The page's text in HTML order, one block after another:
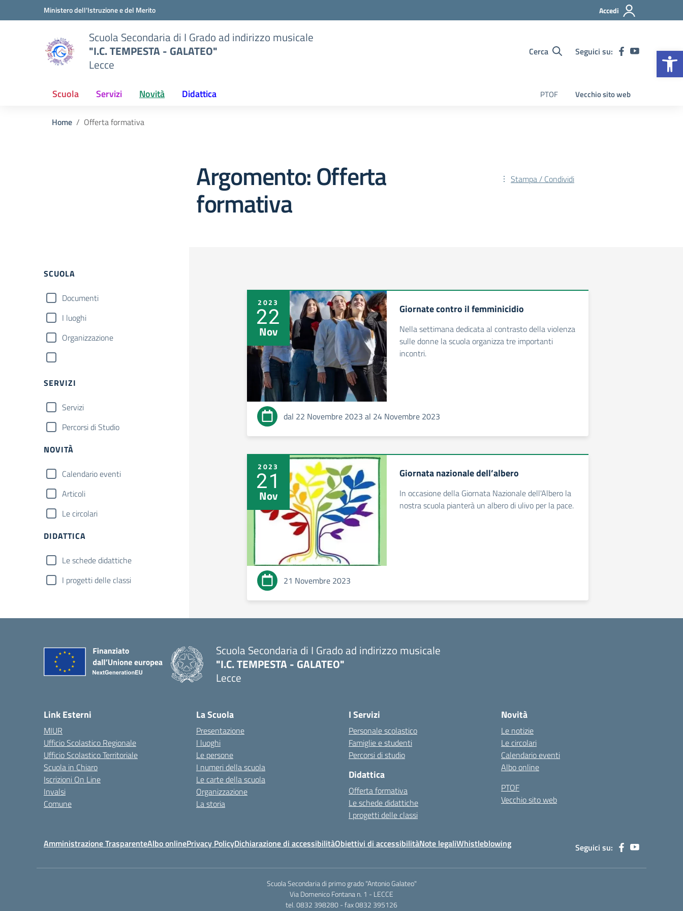
Vai ai contenuti
Vai al menu di navigazioneMinistero dell'Istruzione e del Merito Accedi
Scuola Secondaria di I Grado ad indirizzo musicale
"I.C. TEMPESTA - GALATEO"
Lecce
Cerca Seguici su:
Scuola Servizi Novità Didattica PTOF Vecchio sito web
Home Offerta formativa
Argomento: Offerta
formativa
Stampa / Condividi
SCUOLA
Documenti
I luoghi
Organizzazione
SERVIZI
Servizi
Percorsi di Studio
NOVITÀ
Calendario eventi
Articoli
Le circolari
DIDATTICA
Le schede didattiche
I progetti delle classi
2023
22
Nov
Giornate contro il femminicidio
Nella settimana dedicata al contrasto della violenza
sulle donne la scuola organizza tre importanti
incontri.
dal 22 Novembre 2023 al 24 Novembre 2023
2023
21
Nov
Giornata nazionale dell’albero
In occasione della Giornata Nazionale dell'Albero la
nostra scuola pianterà un albero di ulivo per la pace.
21 Novembre 2023
Scuola Secondaria di I Grado ad indirizzo musicale
"I.C. TEMPESTA - GALATEO"
Lecce
Link Esterni
MIUR
Ufficio Scolastico Regionale
Ufficio Scolastico Territoriale
Scuola in Chiaro
Iscrizioni On Line
Invalsi
Comune
La Scuola
Presentazione
I luoghi
Le persone
I numeri della scuola
Le carte della scuola
Organizzazione
La storia
I Servizi
Personale scolastico
Famiglie e studenti
Percorsi di studio
Didattica
Offerta formativa
Le schede didattiche
I progetti delle classi
Novità
Le notizie
Le circolari
Calendario eventi
Albo online
PTOF
Vecchio sito web
Amministrazione TrasparenteAlbo onlinePrivacy PolicyDichiarazione di accessibilitàObiettivi di accessibilitàNote legaliWhistleblowing Seguici su:
Scuola Secondaria di primo grado "Antonio Galateo"
Via Domenico Fontana n. 1 - LECCE
tel. 0832 398280 - fax 0832 395126